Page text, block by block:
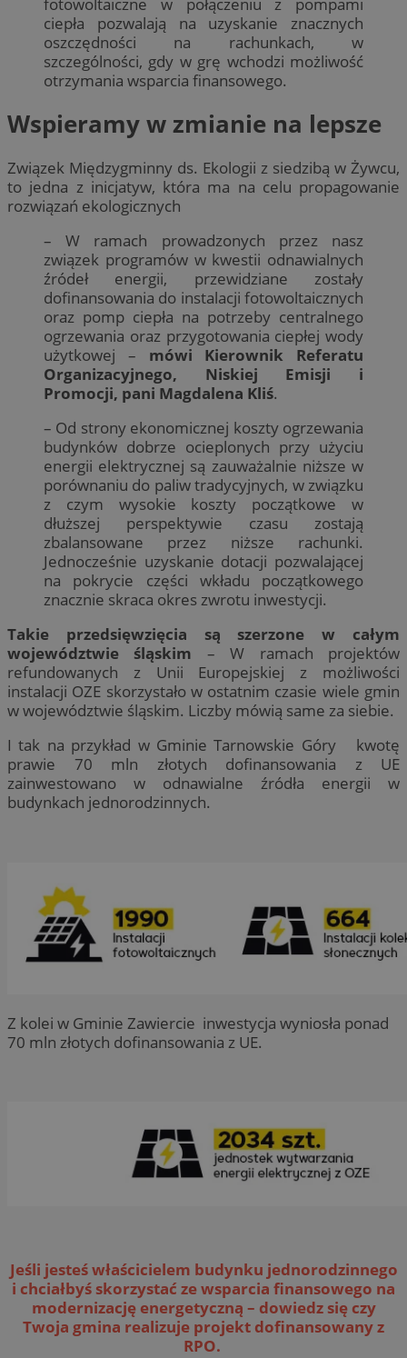
ciepła pozwalają na uzyskanie znacznych
oszczędności na rachunkach, w
szczególności, gdy w grę wchodzi możliwość
otrzymania wsparcia finansowego.
Wspieramy w zmianie na lepsze
Związek Międzygminny ds. Ekologii z siedzibą w Żywcu,
to jedna z inicjatyw, która ma na celu propagowanie
rozwiązań ekologicznych
– W ramach prowadzonych przez nasz
związek programów w kwestii odnawialnych
źródeł energii, przewidziane zostały
dofinansowania do instalacji fotowoltaicznych
oraz pomp ciepła na potrzeby centralnego
ogrzewania oraz przygotowania ciepłej wody
użytkowej – mówi Kierownik Referatu
Organizacyjnego, Niskiej Emisji i
Promocji, pani Magdalena Kliś.
– Od strony ekonomicznej koszty ogrzewania
budynków dobrze ocieplonych przy użyciu
energii elektrycznej są zauważalnie niższe w
porównaniu do paliw tradycyjnych, w związku
z czym wysokie koszty początkowe w
dłuższej perspektywie czasu zostają
zbalansowane przez niższe rachunki.
Jednocześnie uzyskanie dotacji pozwalającej
na pokrycie części wkładu początkowego
znacznie skraca okres zwrotu inwestycji.
Takie przedsięwzięcia są szerzone w całym
województwie śląskim – W ramach projektów
refundowanych z Unii Europejskiej z możliwości
instalacji OZE skorzystało w ostatnim czasie wiele gmin
w województwie śląskim. Liczby mówią same za siebie.
I tak na przykład w Gminie Tarnowskie Góry kwotę
prawie 70 mln złotych dofinansowania z UE
zainwestowano w odnawialne źródła energii w
budynkach jednorodzinnych.
Z kolei w Gminie Zawiercie inwestycja wyniosła ponad
70 mln złotych dofinansowania z UE.
Jeśli jesteś właścicielem budynku jednorodzinnego
i chciałbyś skorzystać ze wsparcia finansowego na
modernizację energetyczną – dowiedz się czy
Twoja gmina realizuje projekt dofinansowany z
RPO.